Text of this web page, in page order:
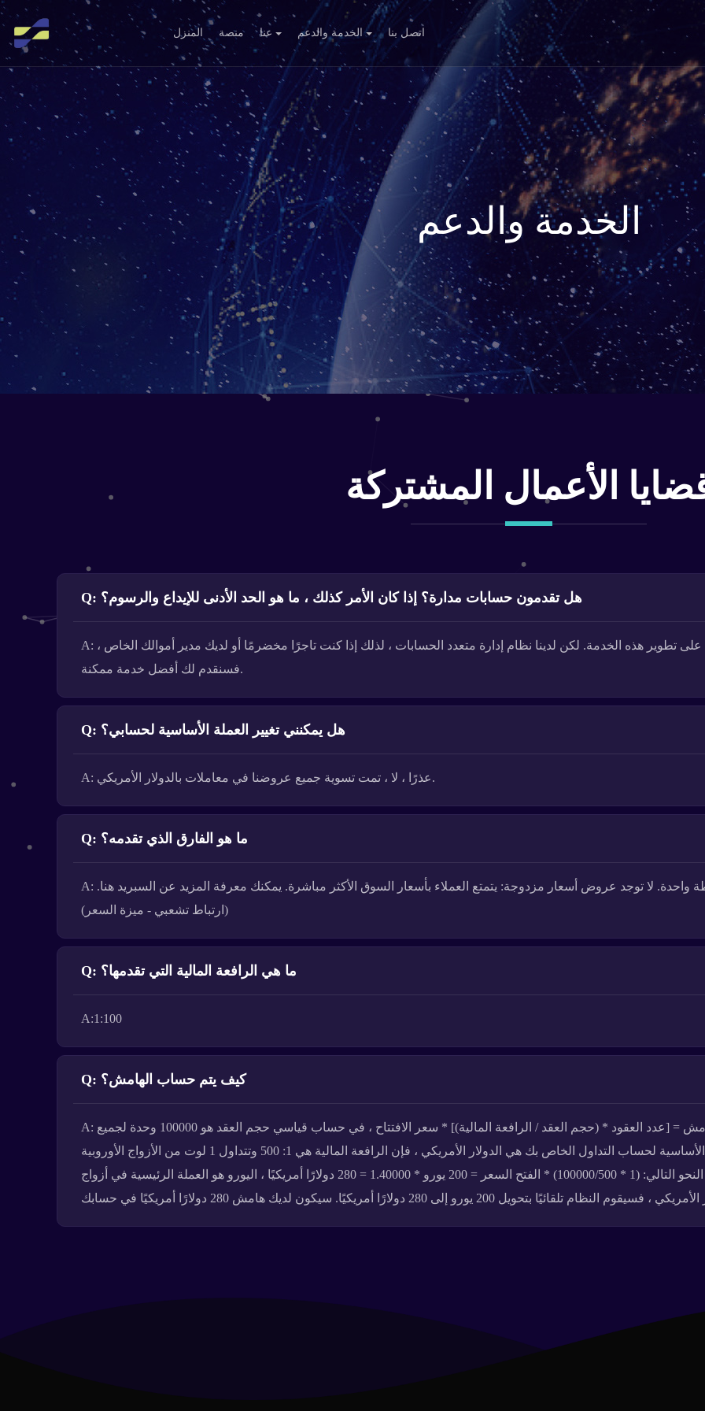
المنزل منصة عنا الخدمة والدعم اتصل بنا
الخدمة والدعم
الأعمال المشتركة
Q: هل تقدمون حسابات مدارة؟ إذا كان الأمر كذلك ، ما هو الحد الأدنى للإيداع والرسوم؟
A: لا نقدم حسابات مُدارة في الوقت الحالي ، نحن نعمل على تطوير هذه الخدمة. لكن لدينا نظام إدارة متعدد الحسابات ، لذلك إذا كنت تاجرًا مخضرمًا أو لديك مدير أموالك الخاص ،
فسنقدم لك أفضل خدمة ممكنة.
Q: هل يمكنني تغيير العملة الأساسية لحسابي؟
A: عذرًا ، لا ، تمت تسوية جميع عروضنا في معاملات بالدولار الأمريكي.
Q: ما هو الفارق الذي تقدمه؟
A: نحن نقدم فروق أسعار متغيرة منخفضة تصل إلى نقطة واحدة. لا توجد عروض أسعار مزدوجة: يتمتع العملاء بأسعار السوق الأكثر مباشرة. يمكنك معرفة المزيد عن السبريد هنا.
(ارتباط تشعبي - ميزة السعر)
Q: ما هي الرافعة المالية التي تقدمها؟
A:1:100
Q: كيف يتم حساب الهامش؟
A: يتم حساب هامش الفوركس على النحو التالي: الهامش = [عدد العقود * (حجم العقد / الرافعة المالية)] * سعر الافتتاح ، في حساب قياسي حجم العقد هو 100000 وحدة لجميع
عملات الفوركس. على سبيل المثال ، إذا كانت العملة الأساسية لحساب التداول الخاص بك هي الدولار الأمريكي ، فإن الرافعة المالية هي 1: 500 وتتداول 1 لوت من الأزواج الأوروبية
والأمريكية عند 1.40000 ، يتم حساب الهامش على النحو التالي: (1 * 100000/500) * الفتح السعر = 200 يورو * 1.40000 = 280 دولارًا أمريكيًا ، اليورو هو العملة الرئيسية في أزواج